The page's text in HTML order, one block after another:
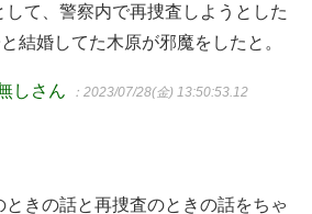
て、警察内で再捜査しようとした
結婚してた木原が邪魔をしたと。
しさん ：2023/07/28(金) 13:50:53.12
きの話と再捜査のときの話をちゃ